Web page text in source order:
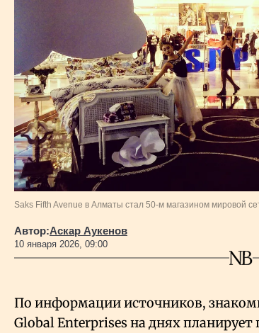
Геополитика
Исследования
Люди
Life & Arts
Все новости
Saks Fifth Avenue в Алматы стал 50-м магазином мировой
Автор:Аскар Аукенов
10 января 2026, 09:00
По информации источников,
Global Enterprises на днях планирует